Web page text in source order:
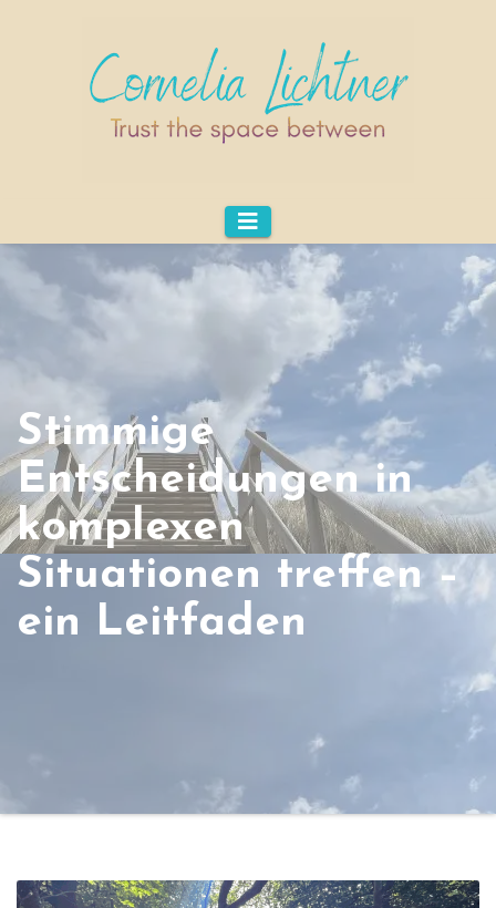
Stimmige
Entscheidungen in
komplexen
Situationen treffen –
ein Leitfaden